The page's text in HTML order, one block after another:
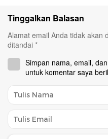
Tinggalkan Balasan
Alamat email Anda tidak akan
ditandai *
Simpan nama, email,
untuk komentar saya